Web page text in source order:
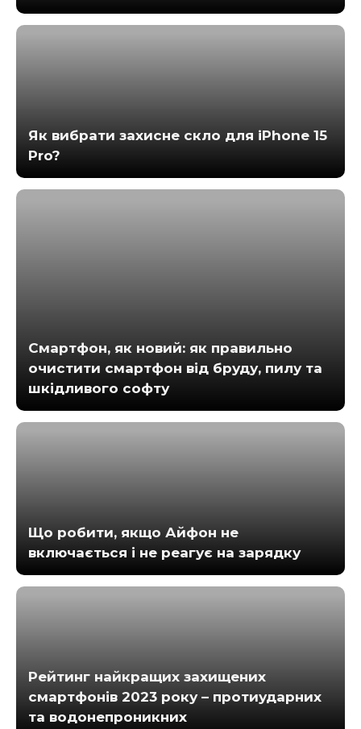
Як вибрати захисне скло для iPhone 15
Pro?
Смартфон, як новий: як правильно
очистити смартфон від бруду, пилу та
шкідливого софту
Що робити, якщо Айфон не
включається і не реагує на зарядку
Рейтинг найкращих захищених
смартфонів 2023 року – протиударних
та водонепроникних